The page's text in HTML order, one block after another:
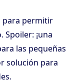
para permitir
¡una
las pequeñas
solución para